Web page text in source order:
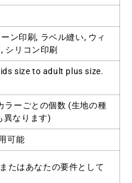
ン印刷, ラベル縫い, ウィ
シリコン印刷
size to adult plus size.
ラーごとの個数 (生地の種
異なります)
可能
たはあなたの要件として